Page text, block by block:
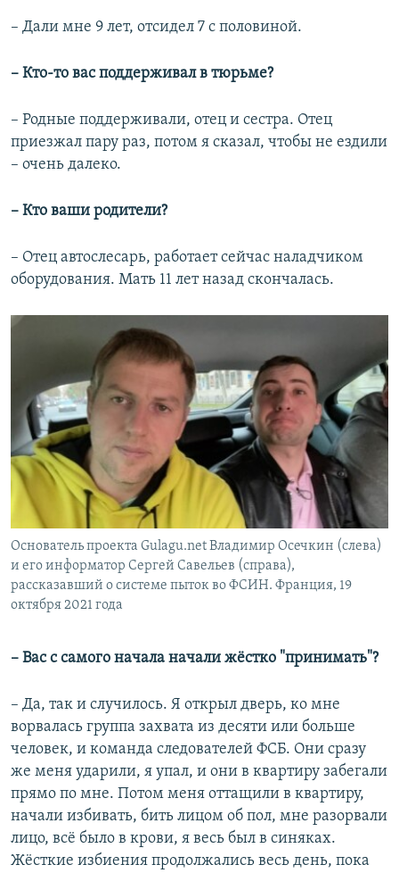
– Дали мне 9 лет, отсидел 7 с половиной.
– Кто-то вас поддерживал в тюрьме?
– Родные поддерживали, отец и сестра. Отец
приезжал пару раз, потом я сказал, чтобы не ездили
– очень далеко.
– Кто ваши родители?
– Отец автослесарь, работает сейчас наладчиком
оборудования. Мать 11 лет назад скончалась.
Основатель проекта Gulagu.net Владимир Осечкин (слева)
и его информатор Сергей Савельев (справа),
рассказавший о системе пыток во ФСИН. Франция, 19
октября 2021 года
– Вас с самого начала начали жёстко "принимать"?
– Да, так и случилось. Я открыл дверь, ко мне
ворвалась группа захвата из десяти или больше
человек, и команда следователей ФСБ. Они сразу
же меня ударили, я упал, и они в квартиру забегали
прямо по мне. Потом меня оттащили в квартиру,
начали избивать, бить лицом об пол, мне разорвали
лицо, всё было в крови, я весь был в синяках.
Жёсткие избиения продолжались весь день, пока